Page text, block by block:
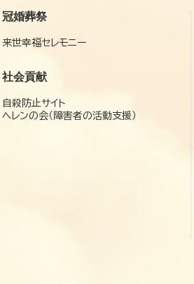
冠婚葬祭
来世幸福セレモニー
社会貢献
自殺防止サイト
ヘレンの会（障害者の活動支援）